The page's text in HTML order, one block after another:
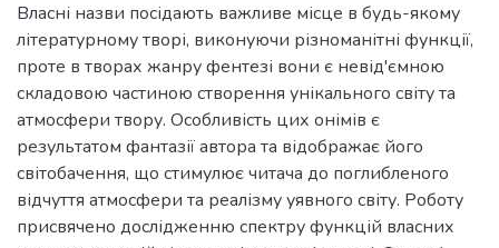
Власні назви посідають важливе місце в будь-якому
літературному творі, виконуючи різноманітні функції,
проте в творах жанру фентезі вони є невід'ємною
складовою частиною створення унікального світу та
атмосфери твору. Особливість цих онімів є
результатом фантазії автора та відображає його
світобачення, що стимулює читача до поглибленого
відчуття атмосфери та реалізму уявного світу. Роботу
присвячено дослідженню спектру функцій власних